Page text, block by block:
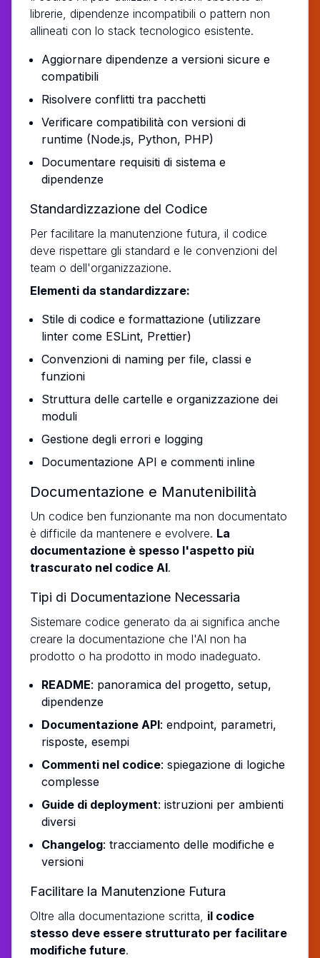
librerie, dipendenze incompatibili o pattern non
allineati con lo stack tecnologico esistente.
Aggiornare dipendenze a versioni sicure e
compatibili
Risolvere conflitti tra pacchetti
Verificare compatibilità con versioni di
runtime (Node.js, Python, PHP)
Documentare requisiti di sistema e
dipendenze
Standardizzazione del Codice
Per facilitare la manutenzione futura, il codice
deve rispettare gli standard e le convenzioni del
team o dell'organizzazione.
Elementi da standardizzare:
Stile di codice e formattazione (utilizzare
linter come ESLint, Prettier)
Convenzioni di naming per file, classi e
funzioni
Struttura delle cartelle e organizzazione dei
moduli
Gestione degli errori e logging
Documentazione API e commenti inline
Documentazione e Manutenibilità
Un codice ben funzionante ma non documentato
è difficile da mantenere e evolvere. La
documentazione è spesso l'aspetto più
trascurato nel codice AI.
Tipi di Documentazione Necessaria
Sistemare codice generato da ai significa anche
creare la documentazione che l'AI non ha
prodotto o ha prodotto in modo inadeguato.
README: panoramica del progetto, setup,
dipendenze
Documentazione API: endpoint, parametri,
risposte, esempi
Commenti nel codice: spiegazione di logiche
complesse
Guide di deployment: istruzioni per ambienti
diversi
Changelog: tracciamento delle modifiche e
versioni
Facilitare la Manutenzione Futura
Oltre alla documentazione scritta, il codice
stesso deve essere strutturato per facilitare
modifiche future.